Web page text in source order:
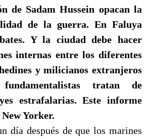
de Sadam Hussein opacan la
de la guerra. En Faluya
Y la ciudad debe hacer
internas entre los diferentes
y milicianos extranjeros
tratan de
estrafalarias. Este informe
Yorker.
día después de que los marines